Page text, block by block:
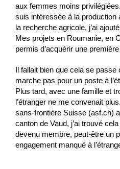
aux femmes moins
suis intéressée à la production
la recherche agricole, j’ai
Mes projets en Roumanie, en
permis d’acquérir une
Il fallait bien que cela se
marche pas pour un poste à
Plus tard, avec une famille et
l’étranger ne me convenait
sans-frontière Suisse (asf.ch)
canton de Vaud, j’ai trouvé
devenu membre, peut-être un
engagement manqué à